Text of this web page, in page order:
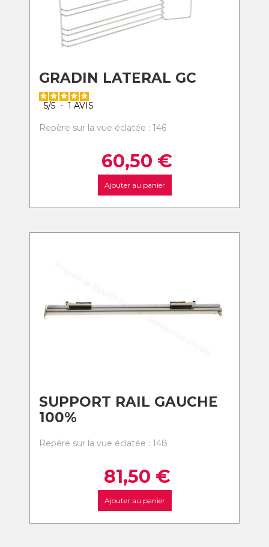
GRADIN LATERAL GC
5/5 - 1 AVIS
Repère sur la vue éclatée : 146
60,50 €
Ajouter au panier
SUPPORT RAIL GAUCHE
100%
Repère sur la vue éclatée : 148
81,50 €
Ajouter au panier